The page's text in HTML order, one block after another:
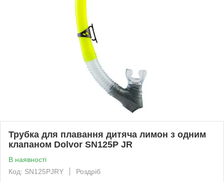
Трубка для плавання дитяча лимон з одним
клапаном Dolvor SN125P JR
В наявності
Код: SN125PJRY
Роздріб